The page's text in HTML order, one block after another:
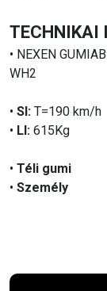
TECHNIKAI
• NEXEN
WH2
• SI: T=190 km/h
• LI: 615Kg
• Téli gumi
• Személy